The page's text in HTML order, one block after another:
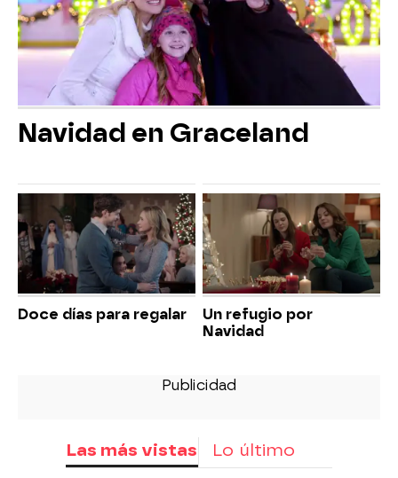
Navidad en Graceland
Doce días para regalar
Un refugio por
Navidad
Las más vistas Lo último